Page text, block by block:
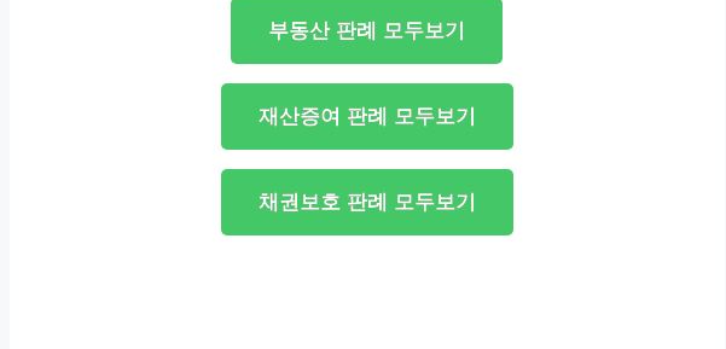
부동산 판례 모두보기
재산증여 판례 모두보기
채권보호 판례 모두보기